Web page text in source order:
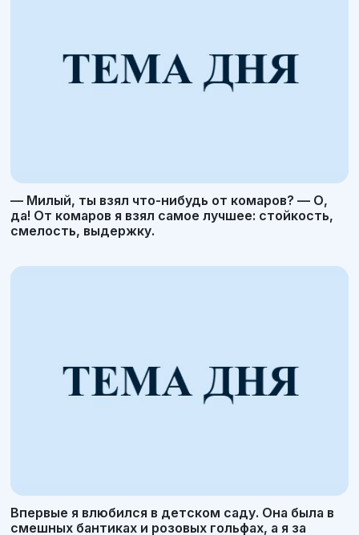
— Милый, ты взял что-нибудь от комаров? — О,
да! От комаров я взял самое лучшее: стойкость,
смелость, выдержку.
Впервые я влюбился в детском саду. Она была в
смешных бантиках и розовых гольфах, а я за